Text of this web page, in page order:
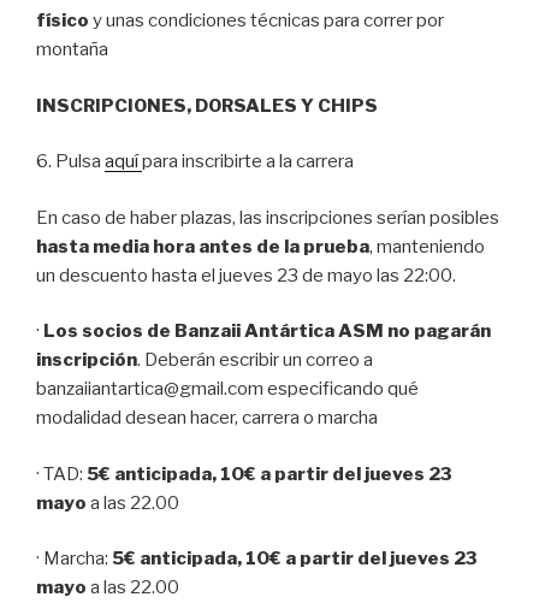
físico y unas condiciones técnicas para correr por
montaña
INSCRIPCIONES, DORSALES Y CHIPS
6. Pulsa aquípara inscribirte a la carrera
En caso de haber plazas, las inscripciones serían posibles
hasta media hora antes de la prueba, manteniendo
un descuento hasta el jueves 23 de mayo las 22:00.
· Los socios de Banzaii Antártica ASM no pagarán
inscripción. Deberán escribir un correo a
banzaiiantartica@gmail.com especificando qué
modalidad desean hacer, carrera o marcha
· TAD: 5€ anticipada, 10€ a partir del jueves 23
mayo a las 22.00
· Marcha: 5€ anticipada, 10€ a partir del jueves 23
mayo a las 22.00